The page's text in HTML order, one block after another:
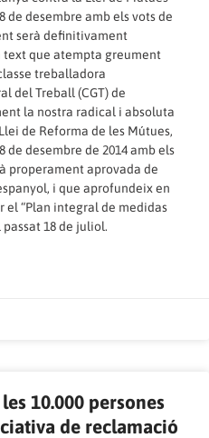
de desembre amb els vots de
serà definitivament
text que atempta greument
treballadora
del Treball (CGT) de
la nostra radical i absoluta
de Reforma de les Mútues,
desembre de 2014 amb els
properament aprovada de
i que aprofundeix en
el “Plan integral de medidas
18 de juliol.
10.000 persones
de reclamació